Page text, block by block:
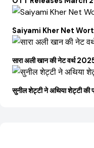
Saiyami Kher Net Worth
सारा अली खान की नेट वर्थ
सुनील शेट्टी ने अथिया शेट्टी की